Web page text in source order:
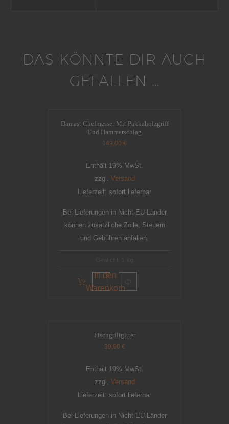
DAS KÖNNTE DIR AUCH
GEFALLEN …
Damast Chefmesser Mit Pakkaholzgriff
Und Hammerschlag
149,00 €
Enthält 19% MwSt.
zzgl. Versand
Lieferzeit: sofort lieferbar
Bei Lieferungen in Nicht-EU-Länder
können zusätzliche Zölle, Steuern
und Gebühren anfallen.
In den
Warenkorb
Fischgrillgitter
39,90 €
Enthält 19% MwSt.
zzgl. Versand
Lieferzeit: sofort lieferbar
Bei Lieferungen in Nicht-EU-Länder